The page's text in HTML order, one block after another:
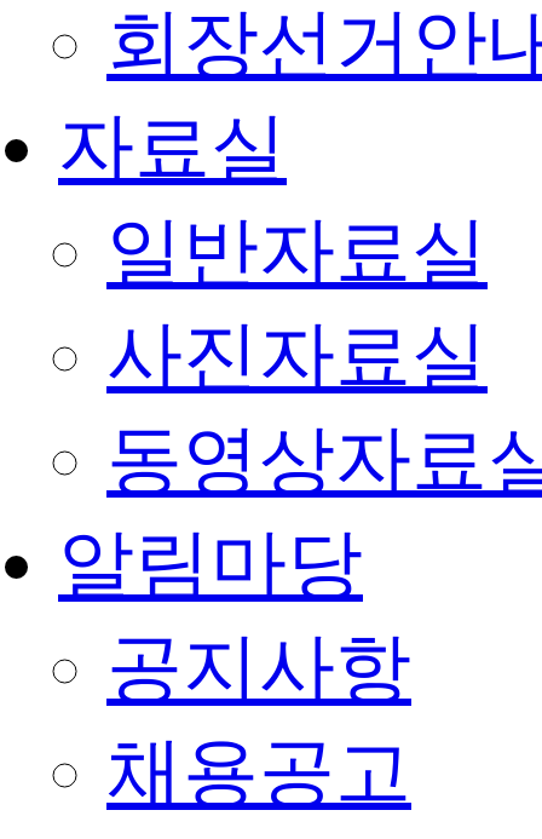
회장선거안
자료실
일반자료실
사진자료실
동영상자료
알림마당
공지사항
채용공고